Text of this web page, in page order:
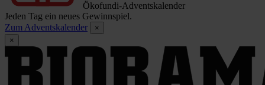
Ökofundi-Adventskalender
Jeden Tag ein neues Gewinnspiel.
Zum Adventskalender
×
×